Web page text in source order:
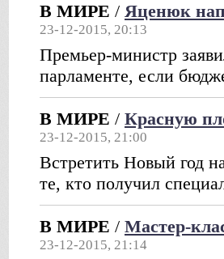
В МИРЕ / Яценюк
23-12-2015, 20:13
Премьер-министр
парламенте, если
В МИРЕ / Красную
23-12-2015, 21:00
Встретить Новый год
те, кто получил
В МИРЕ / Мастер-
23-12-2015, 21:14